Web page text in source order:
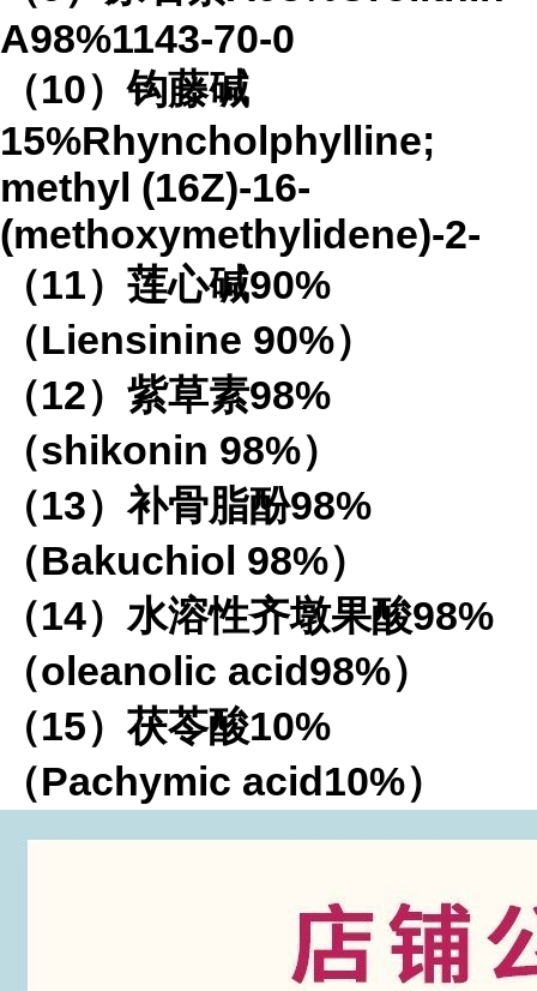
A98%1143-70-0
（10）钩藤碱
15%Rhyncholphylline;
methyl (16Z)-16-
(methoxymethylidene)-2-
（11）莲心碱90%
（Liensinine 90%）
（12）紫草素98%
（shikonin 98%）
（13）补骨脂酚98%
（Bakuchiol 98%）
（14）水溶性齐墩果酸98%
（oleanolic acid98%）
（15）茯苓酸10%
（Pachymic acid10%）